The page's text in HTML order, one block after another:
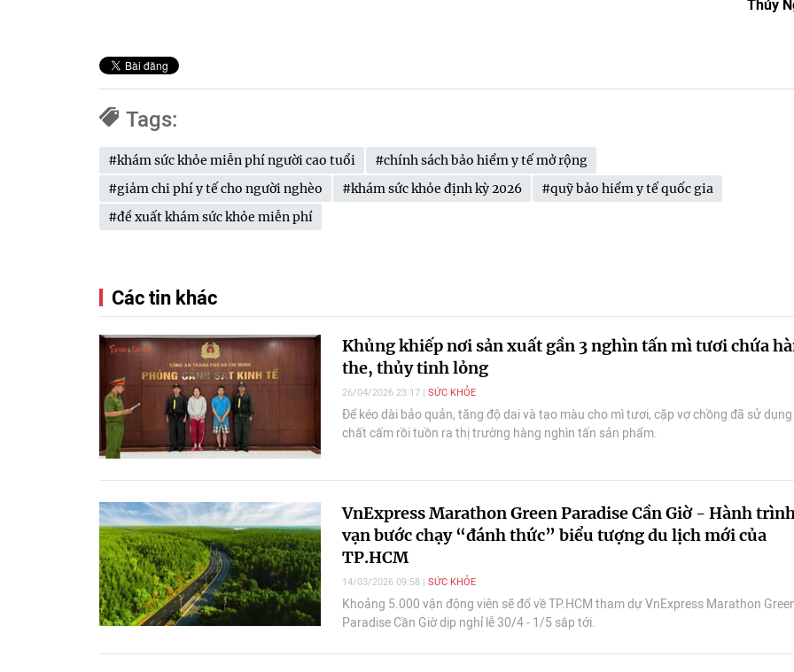
Thúy
Tags:
#khám sức khỏe miễn phí người cao tuổi
#chính sách bảo hiểm y tế mở rộng
#giảm chi phí y tế cho người nghèo
#khám sức khỏe định kỳ 2026
#quỹ bảo hiểm y tế quốc gia
#đề xuất khám sức khỏe miễn phí
Các tin khác
Khủng khiếp nơi sản xuất gần 3 nghìn tấn mì tươi chứa
the, thủy tinh lỏng
26/04/2026 23:17 SỨC KHỎE
Để kéo dài bảo quản, tăng độ dai và tạo màu cho mì tươi, cặp vợ chồng đã sử dụng
chất cấm rồi tuồn ra thị trường hàng nghìn tấn sản phẩm.
VnExpress Marathon Green Paradise Cần Giờ - Hành
vạn bước chạy “đánh thức” biểu tượng du lịch mới của
TP.HCM
14/03/2026 09:58 SỨC KHỎE
Khoảng 5.000 vận động viên sẽ đổ về TP.HCM tham dự VnExpress Marathon
Paradise Cần Giờ dịp nghỉ lễ 30/4 - 1/5 sắp tới.